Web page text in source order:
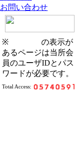
お問い合わせ
※
の表示が
あるページは当所会
員のユーザIDとパス
ワードが必要です。
Total Access: